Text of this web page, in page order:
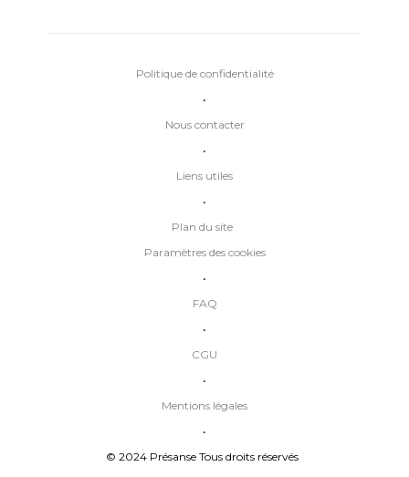
Plan du site
•
Liens utiles
•
Nous contacter
•
Politique de confidentialité
© 2024 Présanse Tous droits réservés
•
Mentions légales
•
CGU
•
FAQ
•
Paramètres des cookies